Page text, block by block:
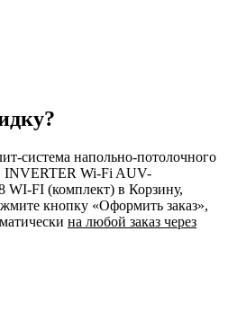
система напольно-потолочного
INVERTER Wi-Fi AUV-
FI (комплект) в Корзину,
кнопку «Оформить заказ»,
на любой заказ через